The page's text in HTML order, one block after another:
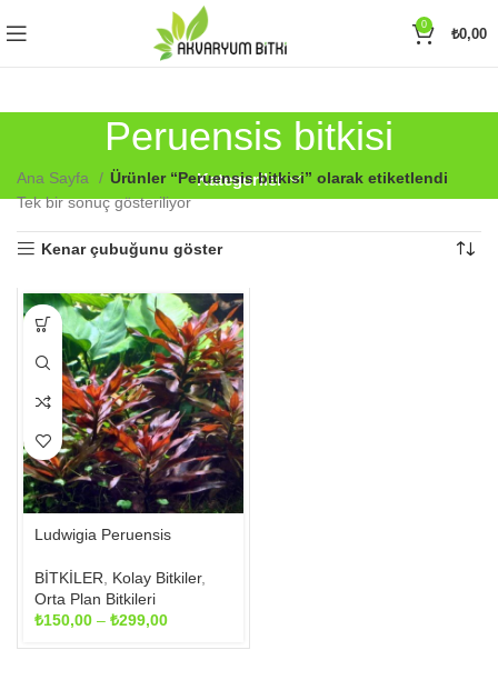
0
₺0,00
Peruensis bitkisi
Kategoriler
Ana Sayfa
Ürünler “Peruensis bitkisi” olarak etiketlendi
Tek bir sonuç gösteriliyor
Kenar çubuğunu göster
Bu
ürünün
birden
varyasyonu
Seçenekler
ürün
sayfasından
seçilebilir
Ludwigia Peruensis
BİTKİLER Kolay Bitkiler,
Orta Plan Bitkileri
₺150,00 – ₺299,00Fiyat